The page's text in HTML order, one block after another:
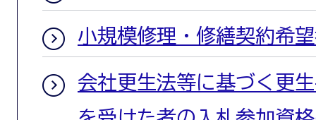
小規模修理・修繕契約希
会社更生法等に基づく更